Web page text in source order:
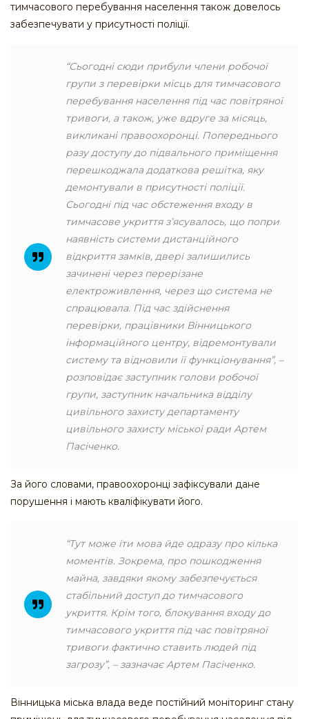
тимчасового перебування населення також довелось
забезпечувати у присутності поліції.
“Сьогодні сюди прибули члени робочої
групи з перевірки місць для тимчасового
перебування населення під час повітряної
тривоги, а також, уже вдруге за місяць,
викликані правоохоронці. Попереднього
разу доступу до підвального приміщення
перешкоджала додаткова решітка, яку
демонтували в присутності поліції.
Сьогодні під час обстеження входу в
тимчасове укриття з’ясувалось, що попри
наявність системи дистанційного
відкриття замків, двері залишились
зачинені через перерізане
електроживлення, через що система не
спрацювала. Під час здійснення
перевірки, працівники Вінницького
інформаційного центру, відремонтували
систему та відновили її функціонування”, –
розповідає заступник голови робочої
групи, заступник начальника відділу
цивільного захисту департаменту
цивільного захисту міської ради Артем
Пасіченко.
За його словами, правоохоронці зафіксували дане
порушення і мають кваліфікувати його.
“Тут може іти мова йде одразу про кілька
моментів. Зокрема, про пошкодження
майна, завдяки якому забезпечується
стабільний доступ до тимчасового
укриття. Крім того, блокування входу до
тимчасового укриття під час повітряної
тривоги фактично ставить людей під
загрозу”, – зазначає Артем Пасіченко.
Вінницька міська влада веде постійний моніторинг стану